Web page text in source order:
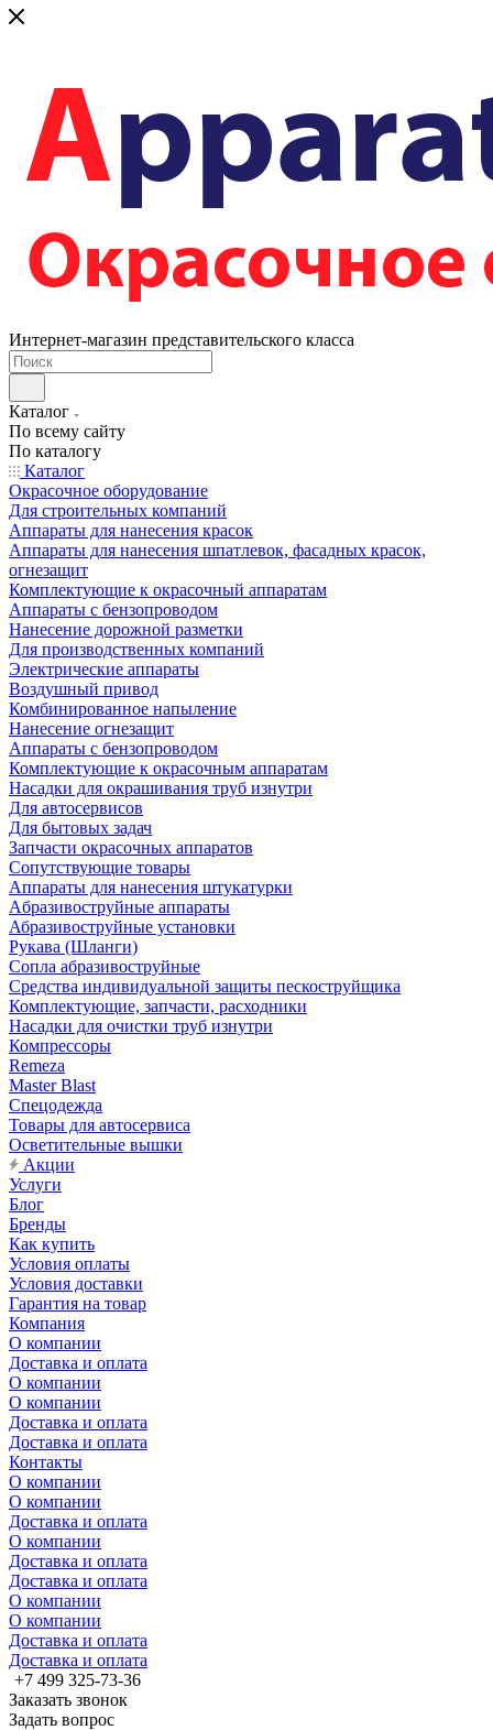
Интернет-магазин представительского класса
Каталог
По всему сайту
По каталогу
Каталог
Окрасочное оборудование
Для строительных компаний
Аппараты для нанесения красок
Аппараты для нанесения шпатлевок, фасадных красок,
огнезащит
Комплектующие к окрасочный аппаратам
Аппараты с бензопроводом
Нанесение дорожной разметки
Для производственных компаний
Электрические аппараты
Воздушный привод
Комбинированное напыление
Нанесение огнезащит
Аппараты с бензопроводом
Комплектующие к окрасочным аппаратам
Насадки для окрашивания труб изнутри
Для автосервисов
Для бытовых задач
Запчасти окрасочных аппаратов
Сопутствующие товары
Аппараты для нанесения штукатурки
Aбразивоструйные аппараты
Абразивоструйные установки
Рукава (Шланги)
Сопла абразивоструйные
Средства индивидуальной защиты пескоструйщика
Комплектующие, запчасти, расходники
Насадки для очистки труб изнутри
Компрессоры
Remeza
Master Blast
Спецодежда
Товары для автосервиса
Осветительные вышки
Акции
Услуги
Блог
Бренды
Как купить
Условия оплаты
Условия доставки
Гарантия на товар
Компания
О компании
Доставка и оплата
О компании
О компании
Доставка и оплата
Доставка и оплата
Контакты
О компании
О компании
Доставка и оплата
О компании
Доставка и оплата
Доставка и оплата
О компании
О компании
Доставка и оплата
Доставка и оплата
+7 499 325-73-36
Заказать звонок
Задать вопрос